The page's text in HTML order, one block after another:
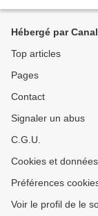
Hébergé par
Top articles
Pages
Contact
Signaler un abus
C.G.U.
Cookies et
Préférences
Voir le profil de le